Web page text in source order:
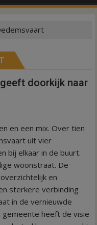
doorkijk naar
en een mix. Over tien
uit vier
bij elkaar in de buurt.
woonstraat. De
en
sterkere verbinding
in de vernieuwde
heeft de visie